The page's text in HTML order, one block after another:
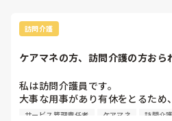
訪問介護
ケアマネの方、訪問介護の方おら
私は訪問介護員です。
大事な用事があり有休をとるため
代わりに訪問する職員を考えると
サービス管理責任者 ケアマネ 訪問介護